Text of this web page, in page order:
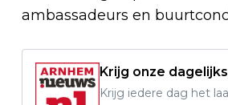
ambassadeurs en
Krijg onze
Krijg iedere dag het